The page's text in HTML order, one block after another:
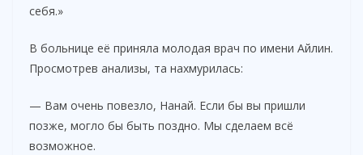
себя.»
В больнице её приняла молодая врач по имени Айлин.
Просмотрев анализы, та нахмурилась:
— Вам очень повезло, Нанай. Если бы вы пришли
позже, могло бы быть поздно. Мы сделаем всё
возможное.